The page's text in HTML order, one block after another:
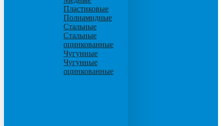
Пластиковые
Полиамидные
Стальные
Стальные
оцинкованные
Чугунные
Чугунные
оцинкованные